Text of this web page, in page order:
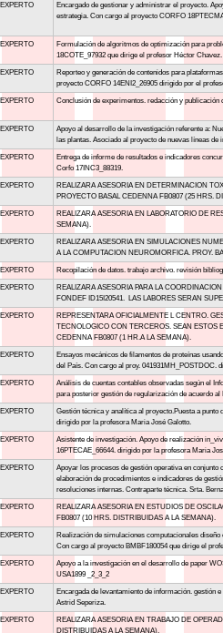
EXPERTO
Encargado de gestionar y administrar el proyecto.
estrategia. Con cargo al proyecto CORFO
EXPERTO
Formulación de algoritmos de optimización para
18COTE_97932 que dirige el profesor Héctor Chavez.
EXPERTO
Reporteo y generación de contenidos para
proyecto CORFO 14ENI2_26905 dirigido por el
EXPERTO Conclusión de experimentos. redacción y
EXPERTO
Apoyo al desarrollo de la investigación referente a:
las plantas. Asociado al proyecto de nuevas líneas
EXPERTO
Entrega de informe de resultados e indicadores
Corfo 17INC3_88319.
EXPERTO
REALIZARA ASESORIA EN DETERMINACION
PROYECTO BASAL CEDENNA FB0807 (25 HRS.
EXPERTO
REALIZARA ASESORIA EN LABORATORIO DE
SEMANA).
EXPERTO
REALIZARA ASESORIA EN SIMULACIONES
A LA COMPUTACION NEUROMORFICA. PROY.
EXPERTO Recopilación de datos. trabajo archivo. revisión
EXPERTO
REALIZARA ASESORIA PARA LA
FONDEF ID15I20541. LAS LABORES SERAN
EXPERTO
REPRESENTARA OFICIALMENTE L CENTRO.
TECNOLOGICO CON TERCEROS. SEAN ESTOS
CEDENNA FB0807 (1 HR.A LA SEMANA).
EXPERTO
Ensayos mecánicos de filamentos de proteínas
del País. Con cargo al proy. 041931MH_POSTDOC.
EXPERTO
Análisis de cuentas contables observadas según el
para posterior gestión de regularización de acuerdo
EXPERTO
Gestión técnica y analítica al proyecto.Puesta a
dirigido por la profesora Maria José Galotto.
EXPERTO
Asistente de investigación. Apoyo de realización
16PTECAE_66644. dirigido por la profesora Maria
EXPERTO
Apoyar los procesos de gestión operativa en
elaboración de procedimientos e indicadores de
resoluciones internas. Contraparte técnica. Srta.
EXPERTO
REALIZARA ASESORIA EN ESTUDIOS DE
FB0807 (10 HRS. DISTRIBUIDAS A LA SEMANA).
EXPERTO
Realización de simulaciones computacionales
Con cargo al proyecto BMBF180054 que dirige el
EXPERTO
Apoyo a la investigación en el desarrollo de paper
USA1899 _2_3_2
EXPERTO
Encargada de levantamiento de información. gestión
Astrid Seperiza.
EXPERTO
REALIZARA ASESORIA EN TRABAJO DE
DISTRIBUIDAS A LA SEMANA).